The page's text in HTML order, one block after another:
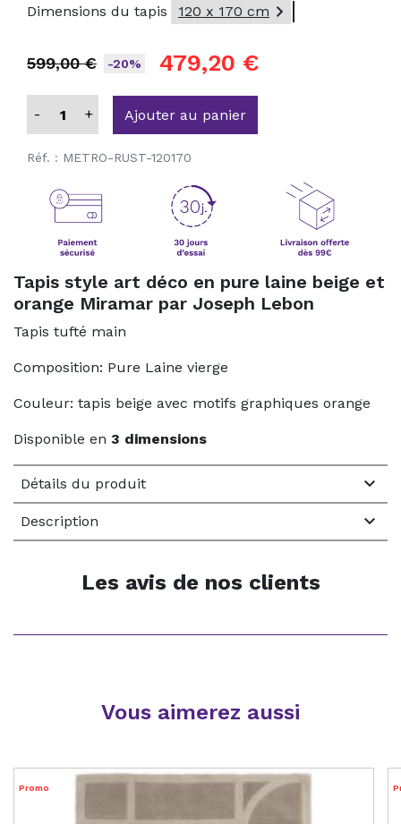
Dimensions du tapis 120 x 170 cm 
599,00 € -20% 479,20 €
- + Ajouter au panier
Réf. : METRO-RUST-120170
Tapis style art déco en pure laine beige et
orange Miramar par Joseph Lebon
Tapis tufté main
Composition: Pure Laine vierge
Couleur: tapis beige avec motifs graphiques orange
Disponible en 3 dimensions
Détails du produit 
Description 
Les avis de nos clients
Vous aimerez aussi
Promo